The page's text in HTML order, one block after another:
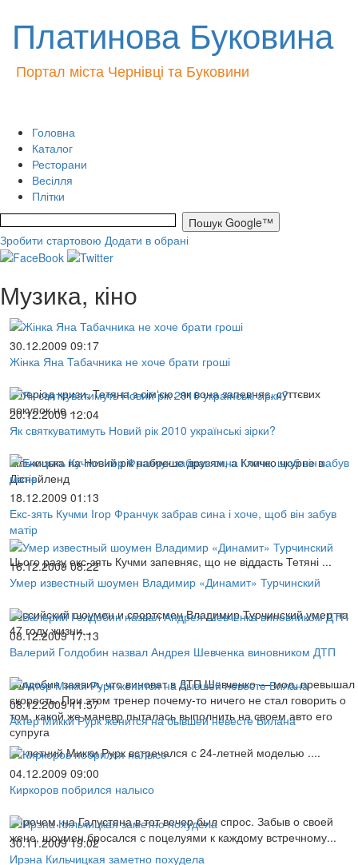
Платинова Буковина
Портал міста Чернівці та Буковини
Головна
Каталог
Ресторани
Весілля
Плітки
Зробити стартовою Додати в обрані
Музика, кіно
30.12.2009 09:17
Жінка Яна Табачника не хоче брати гроші
У період кризи, Тетяна з сім‘єю, як вона запевняє, суттєвих
покупок не ...
20.12.2009 12:04
Як святкуватимуть Новий рік 2010 українські зірки?
Кільчицька на Новий рік набреше друзям, а Кличко чкурне в
Діснейленд
18.12.2009 01:13
Екс-зять Кучми Ігор Франчук забрав сина і хоче, щоб він забув
матір
Цього разу екс-зять Кучми запевняє, що не віддасть Тетяні ...
16.12.2009 08:22
Умер известный шоумен Владимир «Динамит» Турчинский
Российский шоумен и спортсмен Владимир Турчинский умер на
47 году жизни...
08.12.2009 17:13
Валерий Голдобин назвал Андрея Шевченка виновником ДТП
Голдобин заявил, что виноват в ДТП Шевченко — мол, превышал
скорость. При этом тренер почему-то ничего не стал говорить о
том, какой же маневр пыталась выполнить на своем авто его
супруга
08.12.2009 11:57
Актер Микки Рурк женится на бывшей невесте Билана
57-летний Микки Рурк встречался с 24-летней моделью ....
04.12.2009 09:00
Киркоров побрился налысо
Впрочем, на Галустяна в тот вечер был спрос. Забыв о своей
жене, шоумен бросался с поцелуями к каждому встречному...
30.11.2009 19:02
Ирэна Кильчицкая заметно похудела